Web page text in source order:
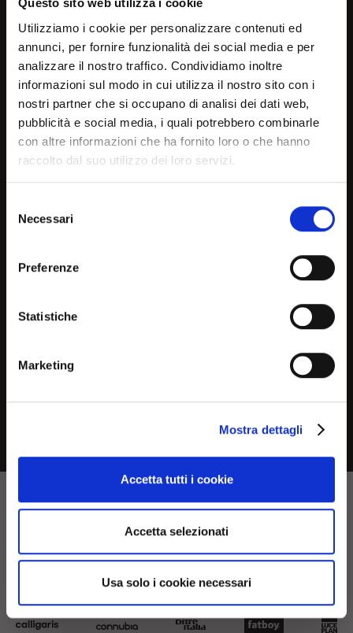
Questo sito web utilizza i cookie
Utilizziamo i cookie per personalizzare contenuti ed
annunci, per fornire funzionalità dei social media e per
analizzare il nostro traffico. Condividiamo inoltre
informazioni sul modo in cui utilizza il nostro sito con i
nostri partner che si occupano di analisi dei dati web,
pubblicità e social media, i quali potrebbero combinarle
con altre informazioni che ha fornito loro o che hanno
raccolto dal suo utilizzo dei loro servizi.
delNecessari
Preferenze
Statistiche
Marketing
Mostra dettagli
Accetta tutti i cookie
Accetta selezionati
Usa solo i cookie necessari
Welcome!
It seems that you are
browsing in a country other
country or geographical are
current products and
Please login to add this product to your projects
Register / Login
Details and downloads
Downloads